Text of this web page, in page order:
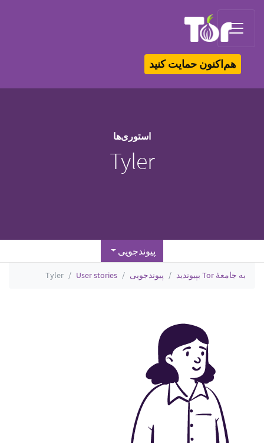
هم‌اکنون حمایت کنید
استوری‌ها
Tyler
پیوندجویی
به جامعهٔ Tor بپیوندید پیوندجویی User stories
Tyler